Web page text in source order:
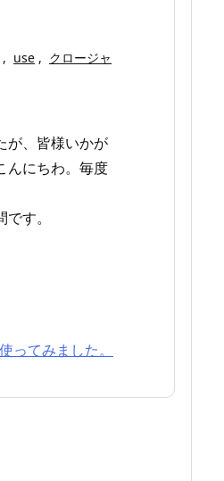
, use , クロージャ
が、皆様いかが
んにちわ。毎度
す。
ってみました。